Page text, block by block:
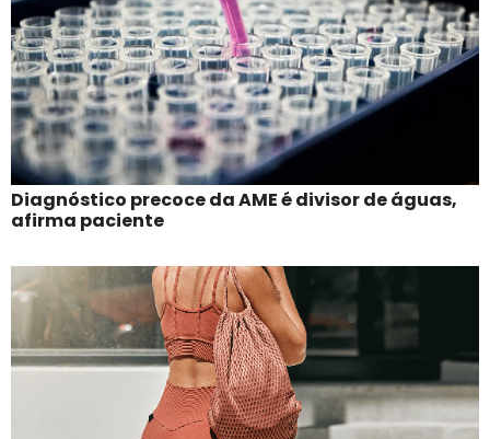
Diagnóstico precoce da AME é divisor de águas,
afirma paciente